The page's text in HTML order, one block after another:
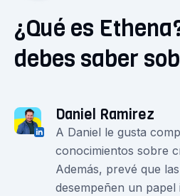
¿Qué es
debes saber
Daniel Ramirez
A Daniel le gusta
conocimientos sobre
Además, prevé que
desempeñen un